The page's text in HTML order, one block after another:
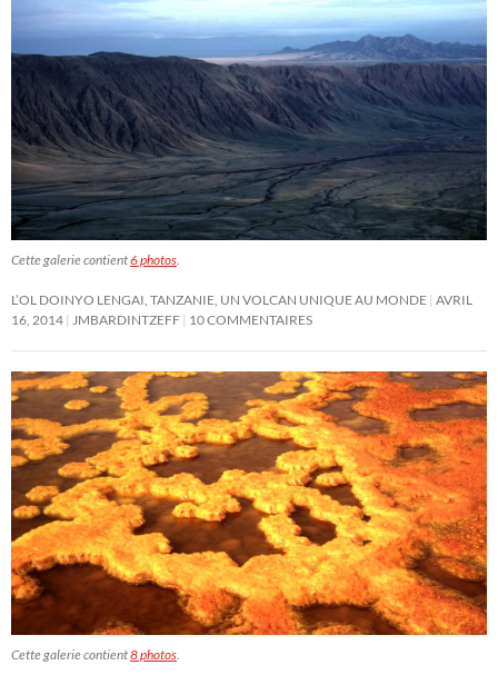
Cette galerie contient6 photos.
L’OL DOINYO LENGAI, TANZANIE, UN VOLCAN UNIQUE AU MONDE AVRIL
16, 2014 JMBARDINTZEFF 10 COMMENTAIRES
Cette galerie contient8 photos.